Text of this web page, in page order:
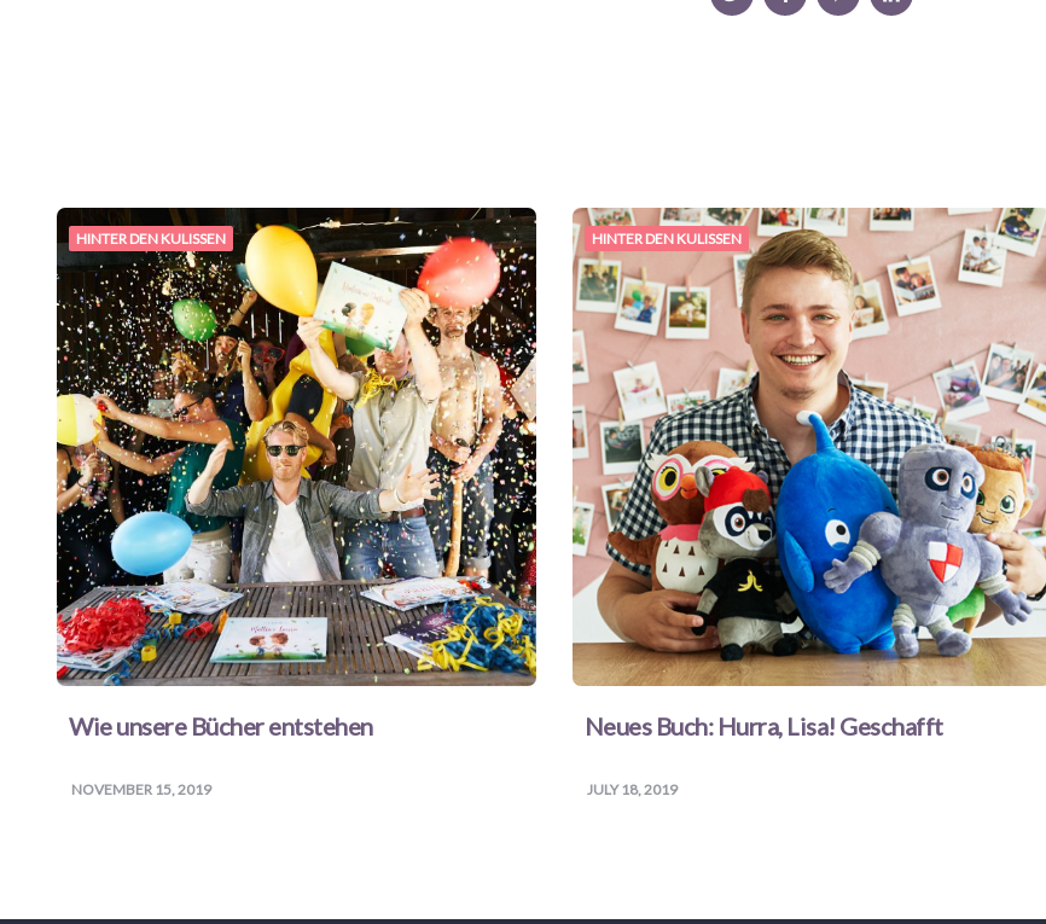
HINTER DEN KULISSEN
Wie unsere Bücher entstehen
NOVEMBER 15, 2019
HINTER DEN KULISSEN
Neues Buch: Hurra, Lisa! Geschafft
JULY 18, 2019